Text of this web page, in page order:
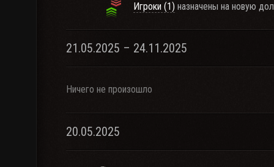
Игроки (1) назначены на новую
21.05.2025 – 24.11.2025
Ничего не произошло
20.05.2025